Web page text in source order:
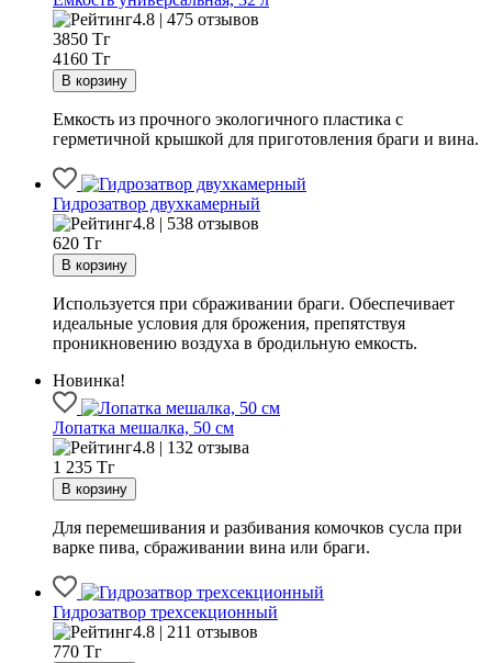
4.8 | 475 отзывов
3850 Тг
4160 Тг
Емкость из прочного экологичного пластика с
герметичной крышкой для приготовления браги и вина.
Гидрозатвор двухкамерный
4.8 | 538 отзывов
620 Тг
Используется при сбраживании браги. Обеспечивает
идеальные условия для брожения, препятствуя
проникновению воздуха в бродильную емкость.
Новинка!
Лопатка мешалка, 50 см
4.8 | 132 отзыва
1 235 Тг
Для перемешивания и разбивания комочков сусла при
варке пива, сбраживании вина или браги.
Гидрозатвор трехсекционный
4.8 | 211 отзывов
770 Тг